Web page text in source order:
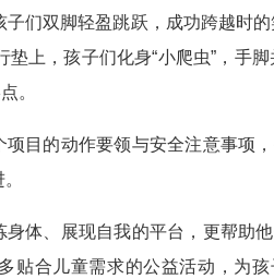
们双脚轻盈跳跃，成功跨越时
上，孩子们化身“小爬虫”，手
。
的动作要领与安全注意事项
、展现自我的平台，更帮助
贴合儿童需求的公益活动，为